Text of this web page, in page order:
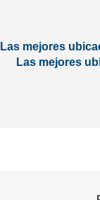
Las mejores
Las mejores